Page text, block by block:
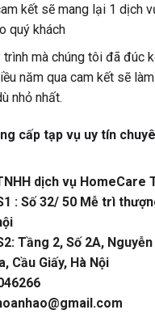
kết sẽ mang lại 1 dịch
quý khách
trình mà chúng tôi đã đúc
năm qua cam kết sẽ
nhỏ nhất.
cấp tạp vụ uy tín
dịch vụ HomeCare
: Số 32/ 50 Mễ trì
Tầng 2, Số 2A,
Cầu Giấy, Hà Nội